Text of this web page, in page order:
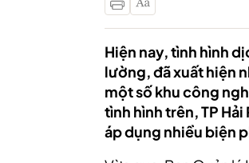
Hiện nay, tình hình
lường, đã xuất hiện
một số khu công
tình hình trên, TP
áp dụng nhiều biện